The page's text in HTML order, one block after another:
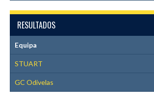
RESULTADOS
Equipa
STUART
GC Odivelas